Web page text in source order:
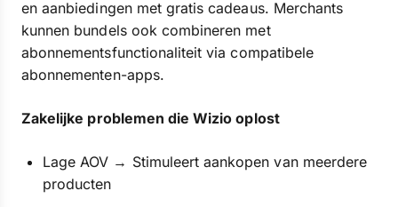
en aanbiedingen met gratis cadeaus. Merchants
kunnen bundels ook combineren met
abonnementsfunctionaliteit via compatibele
abonnementen-apps.
Zakelijke problemen die Wizio oplost
Lage AOV → Stimuleert aankopen van meerdere
producten